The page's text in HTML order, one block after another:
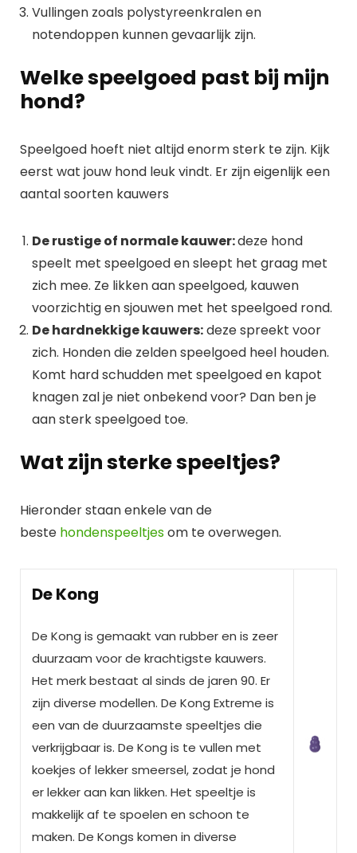
Vullingen zoals polystyreenkralen en
notendoppen kunnen gevaarlijk zijn.
Welke speelgoed past bij mijn
hond?
Speelgoed hoeft niet altijd enorm sterk te zijn. Kijk
eerst wat jouw hond leuk vindt. Er zijn eigenlijk een
aantal soorten kauwers
De rustige of normale kauwer:deze hond
speelt met speelgoed en sleept het graag met
zich mee. Ze likken aan speelgoed, kauwen
voorzichtig en sjouwen met het speelgoed rond.
De hardnekkige kauwers:deze spreekt voor
zich. Honden die zelden speelgoed heel houden.
Komt hard schudden met speelgoed en kapot
knagen zal je niet onbekend voor? Dan ben je
aan sterk speelgoed toe.
Wat zijn sterke speeltjes?
Hieronder staan enkele van de
beste hondenspeeltjesom te overwegen.
De Kong
De Kong is gemaakt van rubber en is zeer
duurzaam voor de krachtigste kauwers.
Het merk bestaat al sinds de jaren 90. Er
zijn diverse modellen. De Kong Extreme is
een van de duurzaamste speeltjes die
verkrijgbaar is. De Kong is te vullen met
koekjes of lekker smeersel, zodat je hond
er lekker aan kan likken. Het speeltje is
makkelijk af te spoelen en schoon te
maken. De Kongs komen in diverse